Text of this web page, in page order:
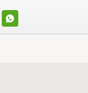
WHATSAPP